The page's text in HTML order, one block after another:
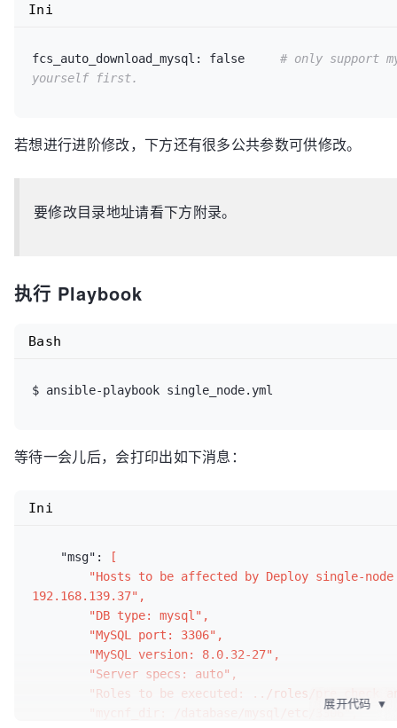
fcs_auto_download_mysql: false # only support
yourself first.
Ini
若想进行进阶修改，下方还有很多公共参数可供修改。
要修改目录地址请看下方附录。
执行 Playbook
Bash
等待一会儿后，会打印出如下消息：
    "msg":
[
192.168.139.37",
Ini
展开代码 ▼